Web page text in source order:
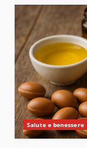
Salute e benessere